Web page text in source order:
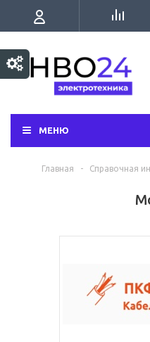
МЕНЮ
Главная - Справочная